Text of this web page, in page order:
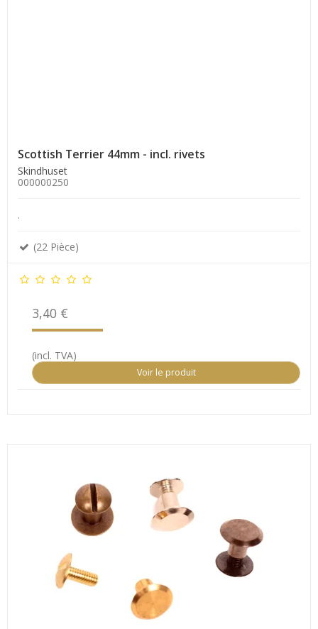
Scottish Terrier 44mm - incl. rivets
Skindhuset
000000250
.
(22 Pièce)
3,40 €
(incl. TVA)
Voir le produit